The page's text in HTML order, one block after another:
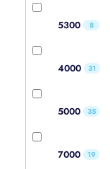
5300 8
4000 31
5000 35
7000 19